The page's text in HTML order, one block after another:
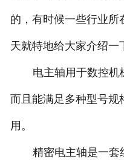
的，有时候一些行业所
天就特地给大家介绍一
电主轴用于数控机
而且能满足多种型号规
用。
精密电主轴是一套